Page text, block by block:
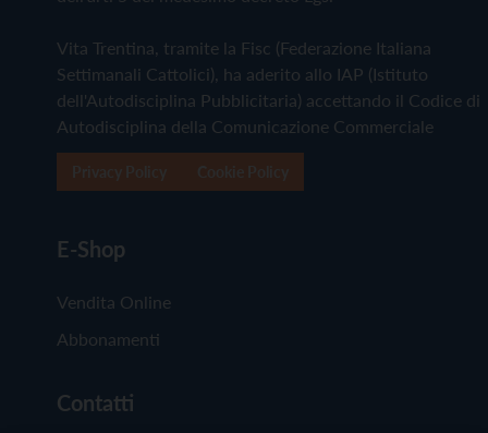
Vita Trentina, tramite la Fisc (Federazione Italiana
Settimanali Cattolici), ha aderito allo IAP (Istituto
dell'Autodisciplina Pubblicitaria) accettando il Codice di
Autodisciplina della Comunicazione Commerciale
E-Shop
Vendita Online
Abbonamenti
Contatti